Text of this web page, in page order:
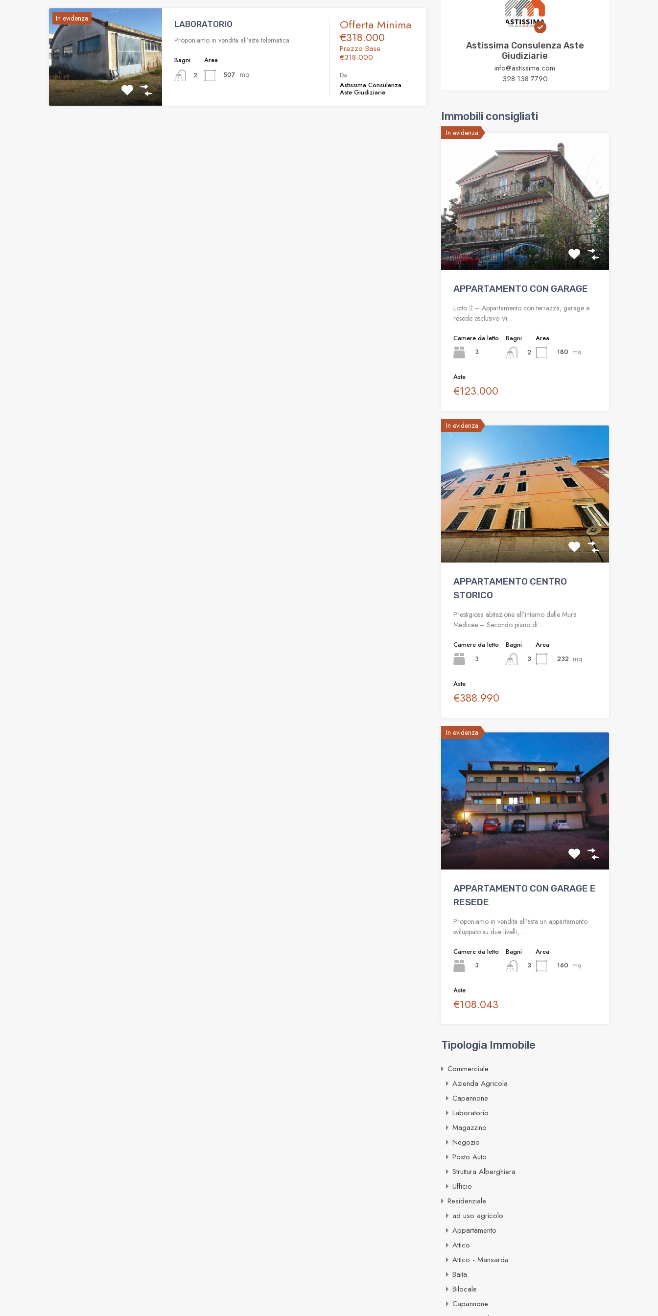
In evidenza
LABORATORIO
Proponiamo in vendita all’asta telematica…
Bagni
2
Area
507 mq
Offerta Minima
€318.000
Prezzo Base
€318.000
Da
Astissima Consulenza
Aste Giudiziarie
Astissima Consulenza Aste
Giudiziarie
info@astissima.com
328.138.7790
Immobili consigliati
In evidenza
APPARTAMENTO CON GARAGE
Lotto 2 – Appartamento con terrazza, garage e
resede esclusivo Vi…
Camere da letto
3
Bagni
2
Area
180 mq
Aste
€123.000
In evidenza
APPARTAMENTO CENTRO
STORICO
Prestigiosa abitazione all’interno delle Mura
Medicee – Secondo piano di…
Camere da letto
3
Bagni
3
Area
232 mq
Aste
€388.990
In evidenza
APPARTAMENTO CON GARAGE E
RESEDE
Proponiamo in vendita all’asta un appartamento
sviluppato su due livelli,…
Camere da letto
3
Bagni
3
Area
160 mq
Aste
€108.043
Tipologia Immobile
Commerciale
Azienda Agricola
Capannone
Laboratorio
Magazzino
Negozio
Posto Auto
Struttura Alberghiera
Ufficio
Residenziale
ad uso agricolo
Appartamento
Attico
Attico - Mansarda
Baita
Bilocale
Capannone